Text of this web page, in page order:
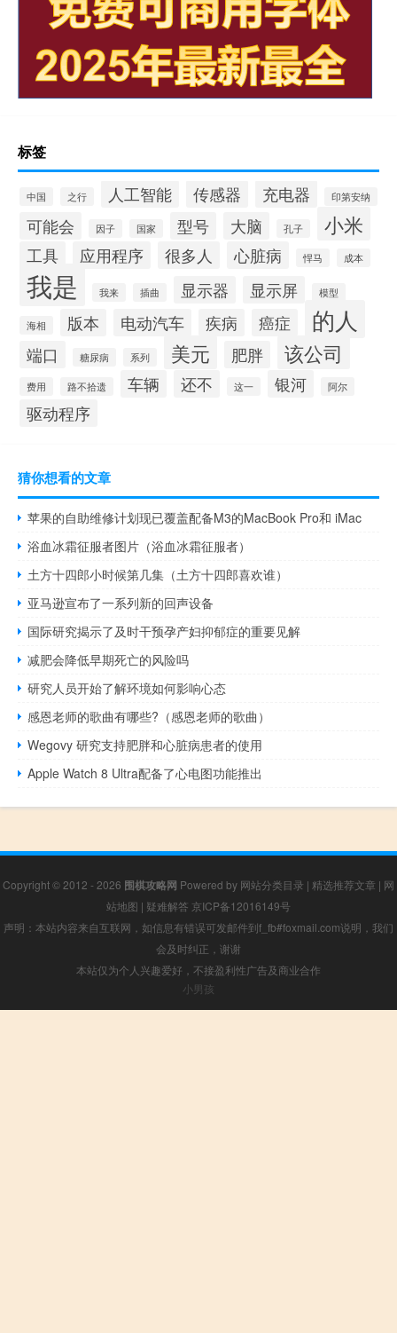
标签
中国 之行 人工智能 传感器 充电器 印第安纳
可能会 因子 国家 型号 大脑 孔子 小米
工具 应用程序 很多人 心脏病 悍马 成本
我是 我来 插曲 显示器 显示屏 模型
海相 版本 电动汽车 疾病 癌症 的人
端口 糖尿病 系列 美元 肥胖 该公司
费用 路不拾遗 车辆 还不 这一 银河 阿尔
驱动程序
猜你想看的文章
苹果的自助维修计划现已覆盖配备M3的MacBook Pro和 iMac
浴血冰霜征服者图片（浴血冰霜征服者）
土方十四郎小时候第几集（土方十四郎喜欢谁）
亚马逊宣布了一系列新的回声设备
国际研究揭示了及时干预孕产妇抑郁症的重要见解
减肥会降低早期死亡的风险吗
研究人员开始了解环境如何影响心态
感恩老师的歌曲有哪些?（感恩老师的歌曲）
Wegovy 研究支持肥胖和心脏病患者的使用
Apple Watch 8 Ultra配备了心电图功能推出
Copyright © 2012 - 2026 围棋攻略网 Powered by 网站分类目录 | 精选推荐文章 | 网
站地图 | 疑难解答 京ICP备12016149号
声明：本站内容来自互联网，如信息有错误可发邮件到f_fb#foxmail.com说明，我们
会及时纠正，谢谢
本站仅为个人兴趣爱好，不接盈利性广告及商业合作
小男孩